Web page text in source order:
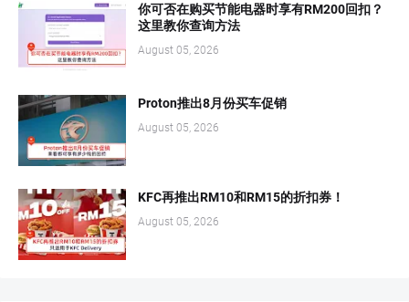
你可否在购买节能电器时享有RM200回扣？
这里教你查询方法
August 05, 2026
Proton推出8月份买车促销
August 05, 2026
KFC再推出RM10和RM15的折扣券！
August 05, 2026